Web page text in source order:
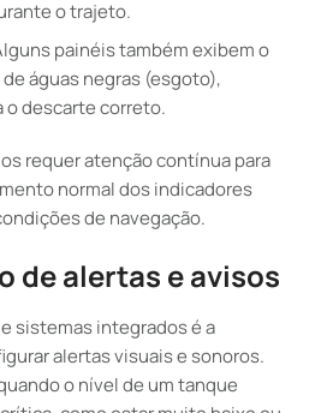
o trajeto.
painéis também exibem o
águas negras (esgoto),
o descarte correto.
requer atenção contínua para
normal dos indicadores
de navegação.
de alertas e avisos
sistemas integrados é a
alertas visuais e sonoros.
o nível de um tanque